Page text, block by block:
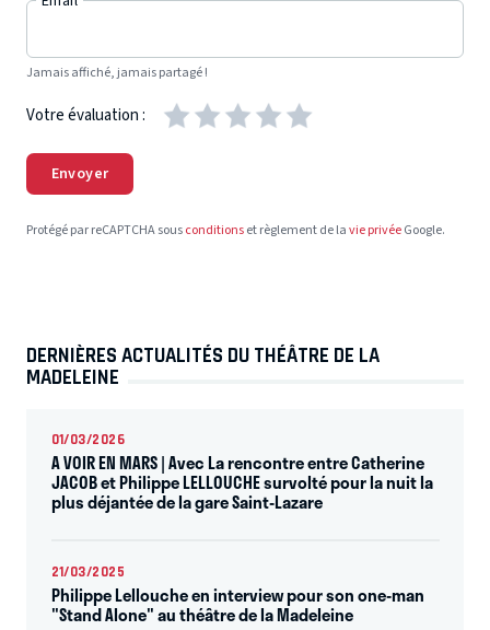
Jamais affiché, jamais partagé !
Votre évaluation :
Envoyer
Protégé par reCAPTCHA sousconditionset règlement de lavie privéeGoogle.
DERNIÈRES ACTUALITÉS DU THÉÂTRE DE LA
MADELEINE
01/03/2026
A VOIR EN MARS | Avec La rencontre entre Catherine
JACOB et Philippe LELLOUCHE survolté pour la nuit la
plus déjantée de la gare Saint-Lazare
21/03/2025
Philippe Lellouche en interview pour son one-man
"Stand Alone" au théâtre de la Madeleine